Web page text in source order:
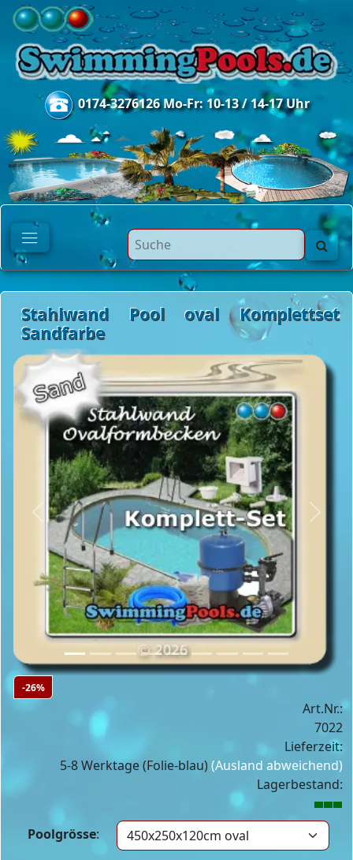
0174-3276126 Mo-Fr: 10-13 / 14-17 Uhr
Stahlwand Pool oval Komplettset
Sandfarbe
Previous Next
-26%
Art.Nr.:
7022
Lieferzeit:
5-8 Werktage (Folie-blau) (Ausland abweichend)
Lagerbestand:
Poolgrösse: